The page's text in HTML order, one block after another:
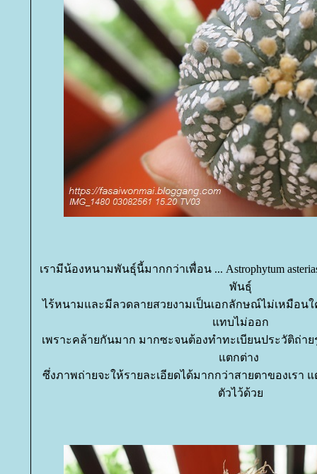
เรามีน้องหนามพันธุ์นี้มากกว่าเพื่อน ... Astrophytum
พันธุ์
ไร้หนามและมีลวดลายสวยงามเป็นเอกลักษณ์ไม่เหมือน
ทบไม่ออก
เพราะคล้ายกันมาก มากซะจนต้องทำทะเบียนประวัติถ่าย
ตกต่าง
ซึ่งภาพถ่ายจะให้รายละเอียดได้มากกว่าสายตาของเรา
ตัวไว้ด้ว